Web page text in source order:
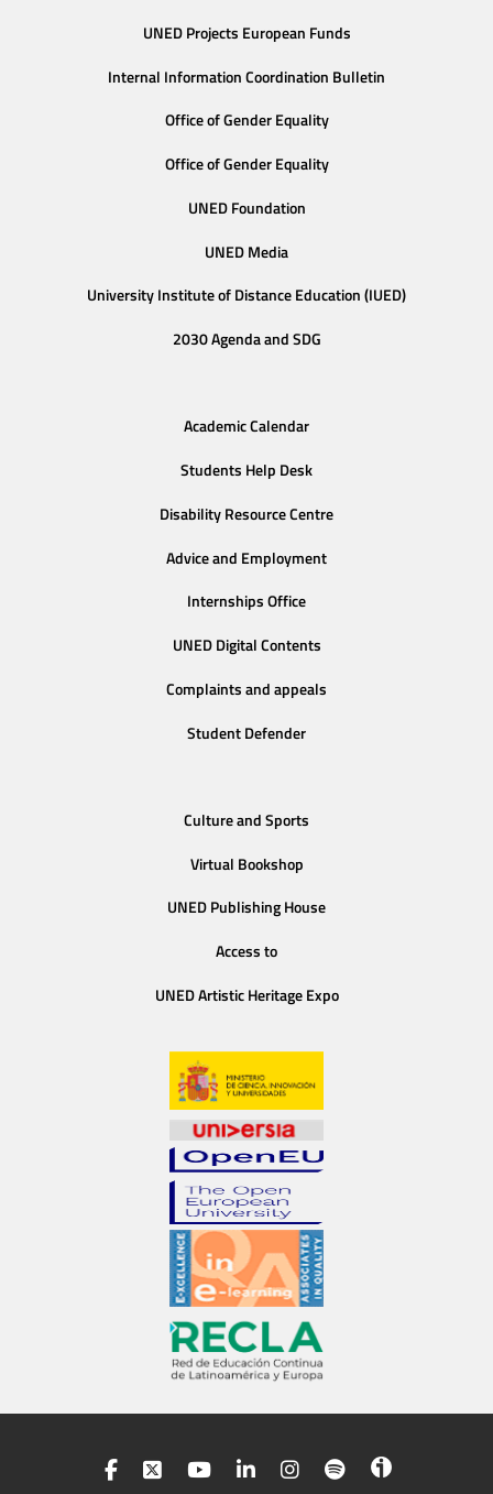
UNED Projects European Funds
Internal Information Coordination Bulletin
Office of Gender Equality
Office of Gender Equality
UNED Foundation
UNED Media
University Institute of Distance Education (IUED)
2030 Agenda and SDG
Academic Calendar
Students Help Desk
Disability Resource Centre
Advice and Employment
Internships Office
UNED Digital Contents
Complaints and appeals
Student Defender
Culture and Sports
Virtual Bookshop
UNED Publishing House
Access to
UNED Artistic Heritage Expo